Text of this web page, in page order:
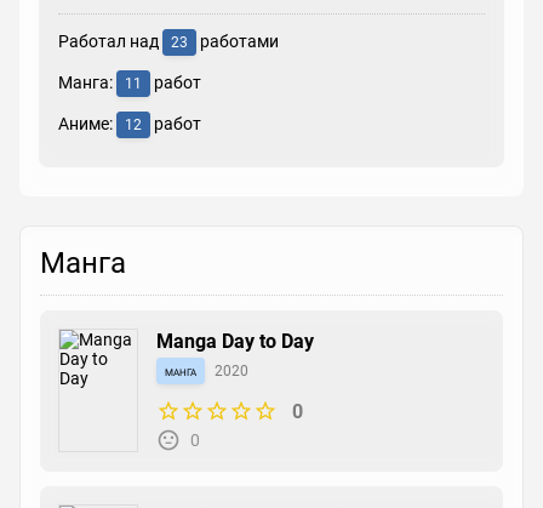
Работал над 23 работами
Манга: 11 работ
Аниме: 12 работ
Манга
Manga Day to Day
манга 2020
0
0